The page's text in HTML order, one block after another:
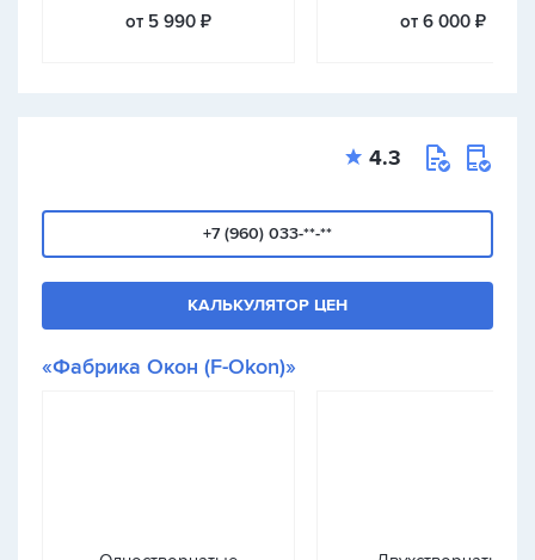
от 5 990 ₽
от 6 000 ₽
4.3
+7 (960) 033-**-**
КАЛЬКУЛЯТОР ЦЕН
«Фабрика Окон (F-Okon)»